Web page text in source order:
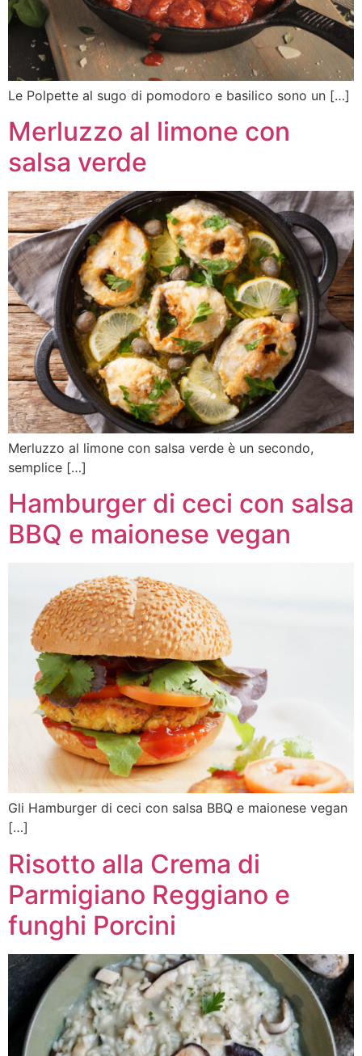
Le Polpette al sugo di pomodoro e basilico sono un […]
Merluzzo al limone con
salsa verde
Merluzzo al limone con salsa verde è un secondo,
semplice […]
Hamburger di ceci con salsa
BBQ e maionese vegan
Gli Hamburger di ceci con salsa BBQ e maionese vegan
[…]
Risotto alla Crema di
Parmigiano Reggiano e
funghi Porcini